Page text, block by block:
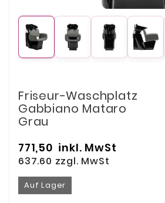
Friseur-Waschplatz
Gabbiano Mataro
Grau
771,50 inkl. MwSt
637.60 zzgl. MwSt
Auf Lager